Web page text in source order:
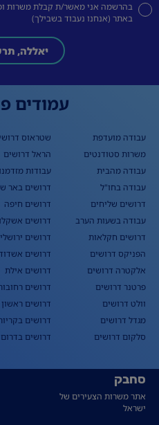
בהרשמה אני מאשר/ת קבלת משרות
באתר (אנחנו נעבוד בשבילך)
יאללה,
עמודים
עבודה מועדפת
משרות סטודנטים
עבודה מהבית
עבודה בחו"ל
דרושים שליחים
עבודה בשעות הערב
דרושים חקלאות
הפניקס דרושים
אלקטרה דרושים
פרטנר דרושים
וולט דרושים
מגדל דרושים
סלקום דרושים
שטראוס
הראל דרושים
עבודות
דרושים באר
דרושים חיפה
דרושים
דרושים
דרושים
דרושים אילת
דרושים
דרושים ראשון
דרושים
דרושים בדרום
סחבק
אתר משרות הצעירים של
ישראל